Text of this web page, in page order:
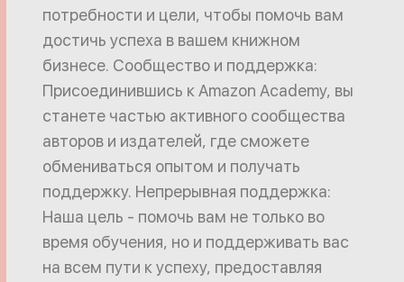
потребности и цели, чтобы помочь вам
достичь успеха в вашем книжном
бизнесе. Сообщество и поддержка:
Присоединившись к Amazon Academy, вы
станете частью активного сообщества
авторов и издателей, где сможете
обмениваться опытом и получать
поддержку. Непрерывная поддержка:
Наша цель - помочь вам не только во
время обучения, но и поддерживать вас
на всем пути к успеху, предоставляя